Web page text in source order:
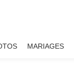
MARIAGES